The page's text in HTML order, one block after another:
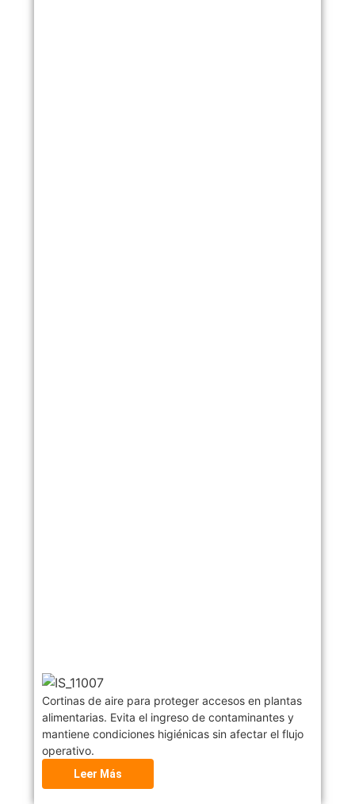
Cortinas de aire para proteger accesos en plantas
alimentarias. Evita el ingreso de contaminantes y
mantiene condiciones higiénicas sin afectar el flujo
operativo.
Leer Más